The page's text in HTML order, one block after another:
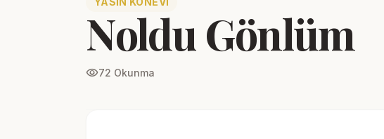
Noldu Gönlüm
visibility72 Okunma